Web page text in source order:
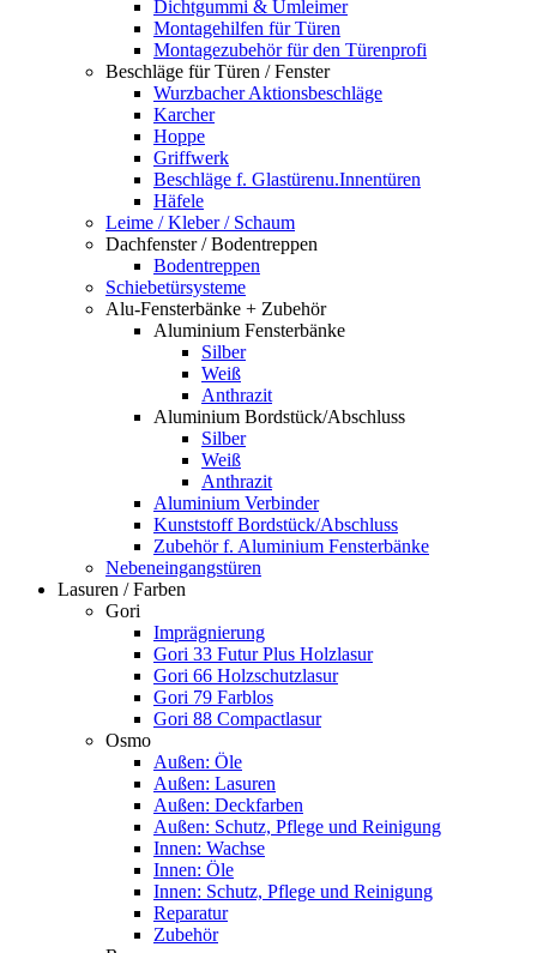
Dichtgummi & Umleimer
Montagehilfen für Türen
Montagezubehör für den Türenprofi
Beschläge für Türen / Fenster
Wurzbacher Aktionsbeschläge
Karcher
Hoppe
Griffwerk
Beschläge f. Glastürenu.Innentüren
Häfele
Leime / Kleber / Schaum
Dachfenster / Bodentreppen
Bodentreppen
Schiebetürsysteme
Alu-Fensterbänke + Zubehör
Aluminium Fensterbänke
Silber
Weiß
Anthrazit
Aluminium Bordstück/Abschluss
Silber
Weiß
Anthrazit
Aluminium Verbinder
Kunststoff Bordstück/Abschluss
Zubehör f. Aluminium Fensterbänke
Nebeneingangstüren
Lasuren / Farben
Gori
Imprägnierung
Gori 33 Futur Plus Holzlasur
Gori 66 Holzschutzlasur
Gori 79 Farblos
Gori 88 Compactlasur
Osmo
Außen: Öle
Außen: Lasuren
Außen: Deckfarben
Außen: Schutz, Pflege und Reinigung
Innen: Wachse
Innen: Öle
Innen: Schutz, Pflege und Reinigung
Reparatur
Zubehör